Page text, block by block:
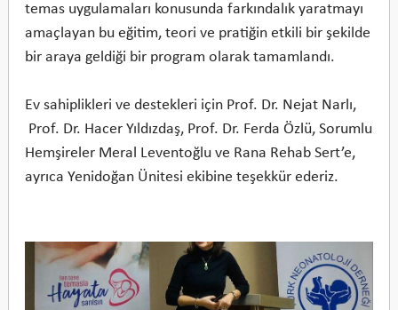
temas uygulamaları konusunda farkındalık yaratmayı
amaçlayan bu eğitim, teori ve pratiğin etkili bir şekilde
bir araya geldiği bir program olarak tamamlandı.
Ev sahiplikleri ve destekleri için Prof. Dr. Nejat Narlı,
Prof. Dr. Hacer Yıldızdaş, Prof. Dr. Ferda Özlü, Sorumlu
Hemşireler Meral Leventoğlu ve Rana Rehab Sert’e,
ayrıca Yenidoğan Ünitesi ekibine teşekkür ederiz.